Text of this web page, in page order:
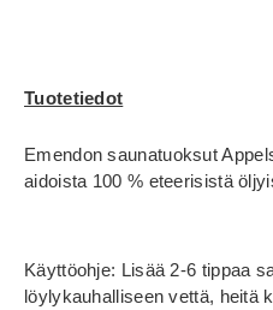
Tuotetiedot
Emendon saunatuoksut
aidoista 100 % eteerisistä
Käyttöohje: Lisää 2-6 tippaa
löylykauhalliseen vettä, heitä